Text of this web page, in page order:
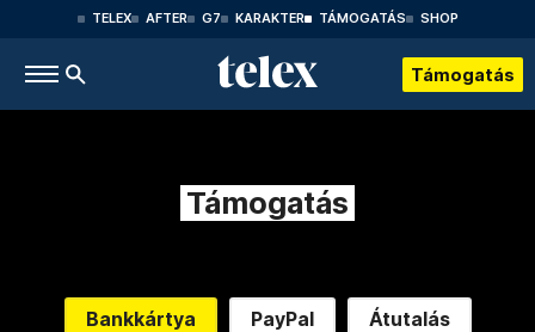
TELEX AFTER G7 KARAKTER TÁMOGATÁS SHOP
Támogatás
Támogatás
Bankkártya PayPal Átutalás